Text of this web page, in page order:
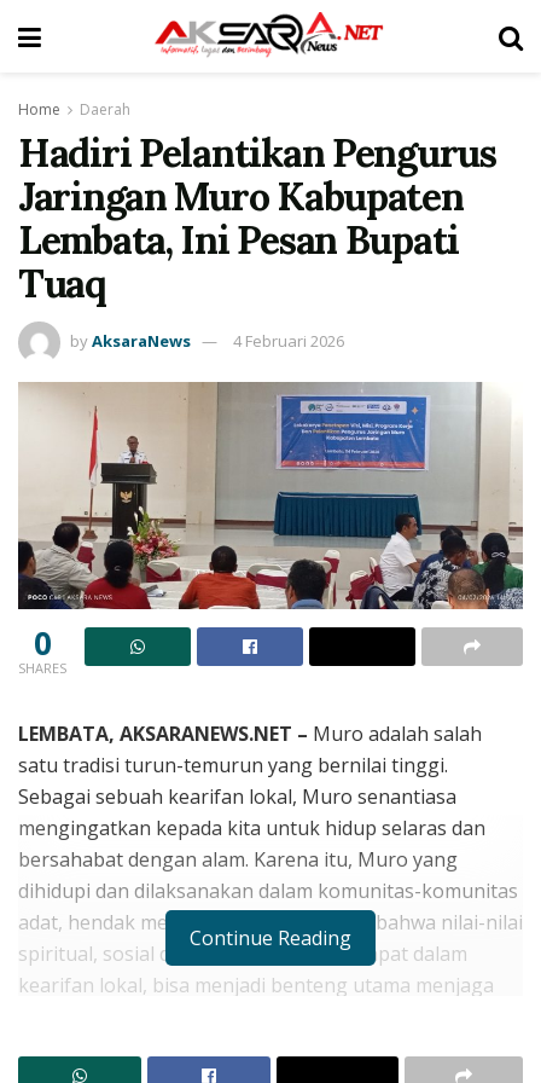
Home Daerah
Hadiri Pelantikan Pengurus
Jaringan Muro Kabupaten
Lembata, Ini Pesan Bupati
Tuaq
byAksaraNews 4 Februari 2026
0
SHARES
LEMBATA, AKSARANEWS.NET – Muro adalah salah
satu tradisi turun-temurun yang bernilai tinggi.
Sebagai sebuah kearifan lokal, Muro senantiasa
mengingatkan kepada kita untuk hidup selaras dan
bersahabat dengan alam. Karena itu, Muro yang
dihidupi dan dilaksanakan dalam komunitas-komunitas
adat, hendak mengajarkan kepada kita bahwa nilai-nilai
spiritual, sosial dan ekologis yang terdapat dalam
kearifan lokal, bisa menjadi benteng utama menjaga
Asisten III Bidang Administrasi dan Pemerintahan
Continue Reading